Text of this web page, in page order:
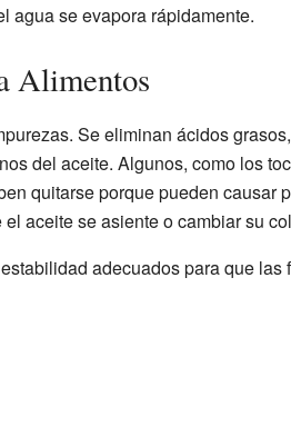
agua se evapora rápidamente.
Alimentos
Se eliminan ácidos
del aceite. Algunos, como los
quitarse porque pueden causar
aceite se asiente o cambiar su
adecuados para que las